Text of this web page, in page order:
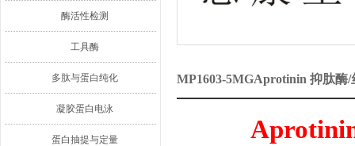
酶活性检测
工具酶
多肽与蛋白纯化
凝胶蛋白电泳
蛋白抽提与定量
MP1603-5MGAprotinin 抑肽酶